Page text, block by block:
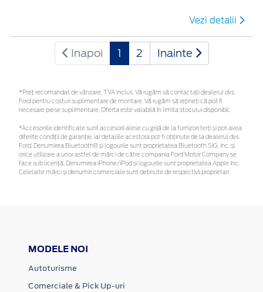
Vezi detalii
Inapoi 1 2 Inainte
*Preţ recomandat de vânzare, TVA inclus. Vă rugăm să contactaţi dealerul dvs.
Ford pentru costuri suplimentare de montare. Vă rugăm să rețineți că pot fi
necesare piese suplimentare. Oferta este valabilă în limita stocului disponibil.
*Accesoriile identificate sunt accesorii alese cu grijă de la furnizori terți și pot avea
diferite condiții de garanție, iar detaliile acestora pot fi obținute de la dealerul dvs.
Ford. Denumirea Bluetooth® și logourile sunt proprietatea Bluetooth SIG, Inc. și
orice utilizare a unor astfel de mărci de către compania Ford Motor Company se
face sub licență. Denumirea iPhone/iPod și logourile sunt proprietatea Apple Inc.
Celelalte mărci și denumiri comerciale sunt deținute de respectivii proprietari
MODELE NOI
Autoturisme
Comerciale & Pick Up-uri